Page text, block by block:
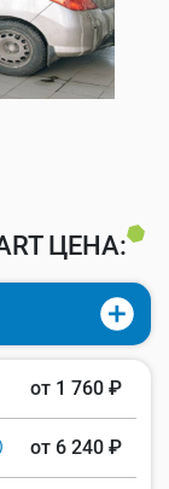
ЦЕНА:
от 1 760 ₽
от 6 240 ₽